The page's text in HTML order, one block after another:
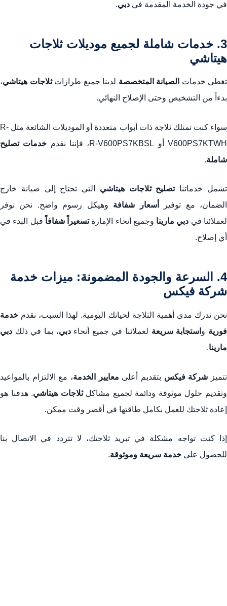
في جودة الخدمة المقدمة في دبي.
3. خدمات شاملة لجميع موديلات ثلاجات
هيتاشي
تغطي خدمات الصيانة المتخصصة لدينا جميع طرازاتثلاجات هيتاشي،
بدءاً من التشخيص وحتى الإصلاح النهائي.
سواء كنت تمتلك ثلاجة ذات أبواب متعددة أو الموديلات الشائعة مثل R-
V600PS7KTWH أو R-V600PS7KBSL، فإننا نقدم
خدمات تصليح
شاملة.
تشمل خدماتناتصليح ثلاجات هيتاشي التي تحتاج إلى صيانة خارج
الضمان، مع توفير
أسعار شفافة وهيكل رسوم واضح. نحن نوفر
لعملائنا في دبي مارينا وجميع أنحاء الإمارةتسعيراً شفافاً قبل البدء في
أي إصلاح.
4. السرعة والجودة المضمونة: ميزات خدمة
شركة فيكس
نحن ندرك مدى أهمية الثلاجة لحياتك اليومية. لهذا السبب، نقدم خدمة
فورية و استجابة سريعة لعملائنا في جميع أنحاءدبي، بما في ذلك دبي
مارينا.
تتميز شركة فيكس بتقديم أعلى معايير الخدمة، مع الالتزام بالمواعيد
وتقديم حلول موثوقة ودائمة لجميع مشاكلثلاجات هيتاشي. هدفنا هو
إعادة ثلاجتك للعمل بكامل طاقتها في أقصر وقت ممكن.
إذا كنت تواجه مشكلة في تبريد ثلاجتك، لا تتردد في الاتصال بنا
للحصول على خدمة سريعة وموثوقة.